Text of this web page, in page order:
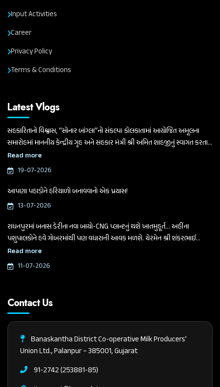
Input Activities
Career
Privacy Policy
Terms & Conditions
Latest Vlogs
સહકારિતાનો વિશ્વાસ, “સોનાર બાંગ્લા”નો સંકલ્પ। કોલકાતામાં આયોજિત અમૂલના
સમારોહમાં માનનીય કેન્દ્રીય ગૃહ અને સહકાર મંત્રી શ્રી અમિત શાહજીનું સ્વાગત કરતા
ગુજરાત વિધાનસભાના માનનીય અધ્યક્ષ અને બનાસ ડેરીના ચેરમેન શ્રી શંકરભાઈ
ચૌધરી
Read more
19-07-2026
આપણા પહાડોને હરિયાળો બનાવવાનો એક પ્રયાસ!
13-07-2026
રાધનપુરમાં બનાસ ડેરીના નવા બાયો-CNG પ્લાન્ટનું થશે ખાતમુહૂર્ત... અહીંના
પશુપાલકોને હવે ગોબરમાંથી પણ વધારાની આવક મળશે. ચેરમેન શ્રી શંકરભાઈ
ચૌધરીએ આજે આ મહત્વપૂર્ણ જાહેરાત કરી.
Read more
11-07-2026
Contact Us
Banaskantha District Co-operative Milk Producers'
Union Ltd., Palanpur – 385001, Gujarat
91-2742 (253881-85)